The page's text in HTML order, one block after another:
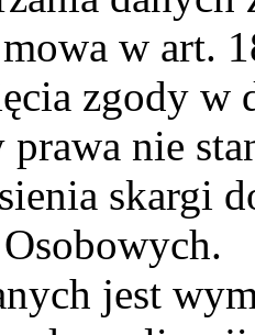
w art.
zgody w
prawa nie
skargi
jest